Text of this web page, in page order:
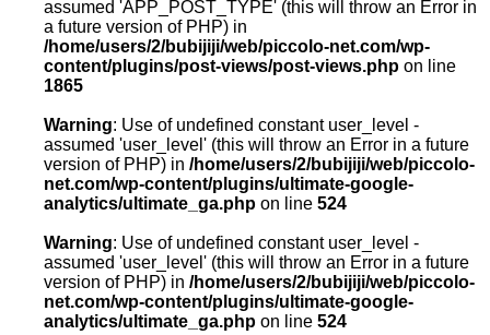
assumed 'APP_POST_TYPE' (this will throw an Error in
a future version of PHP) in
/home/users/2/bubijiji/web/piccolo-net.com/wp-
content/plugins/post-views/post-views.php on line
1865
Warning: Use of undefined constant user_level -
assumed 'user_level' (this will throw an Error in a future
version of PHP) in /home/users/2/bubijiji/web/piccolo-
net.com/wp-content/plugins/ultimate-google-
analytics/ultimate_ga.php on line 524
Warning: Use of undefined constant user_level -
assumed 'user_level' (this will throw an Error in a future
version of PHP) in /home/users/2/bubijiji/web/piccolo-
net.com/wp-content/plugins/ultimate-google-
analytics/ultimate_ga.php on line 524